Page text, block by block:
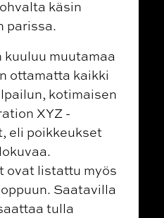
käsin
parissa.
muutamaa
ottamatta kaikki
kotimaisen
XYZ -
eli poikkeukset
ovat listattu myös
Saatavilla
tulla